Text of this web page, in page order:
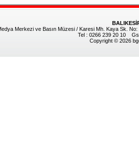
Merkezi ve Basın Müzesi / Karesi Mh. Kaya Sk.
Tel : 0266 239 20 10
Copyright © 2026